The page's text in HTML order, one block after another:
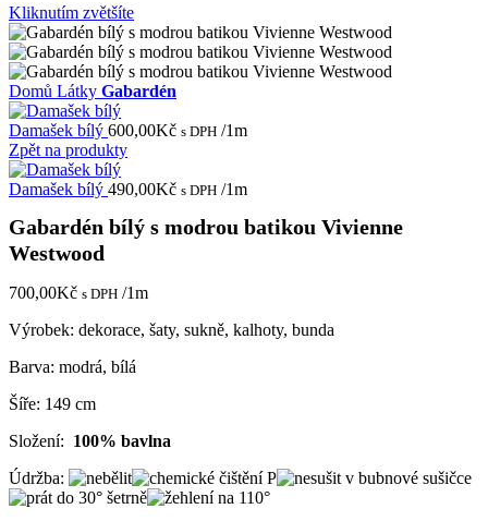
Kliknutím zvětšíte
Domů Látky Gabardén
Damašek bílý 600,00Kč s DPH /1m
Zpět na produkty
Damašek bílý 490,00Kč s DPH /1m
Gabardén bílý s modrou batikou Vivienne
Westwood
700,00Kč s DPH /1m
Výrobek: dekorace, šaty, sukně, kalhoty, bunda
Barva: modrá, bílá
Šíře: 149 cm
Složení: 100% bavlna
Údržba: